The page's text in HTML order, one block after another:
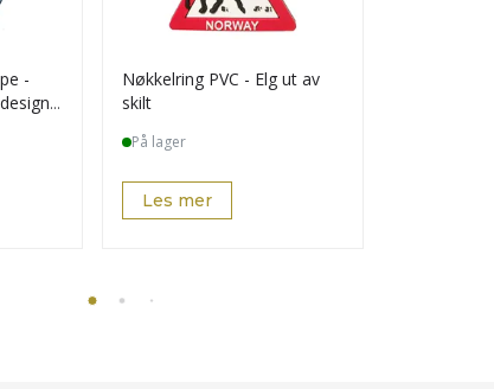
-
Nøkkelring PVC - Elg ut av
skilt
På lager
Les mer